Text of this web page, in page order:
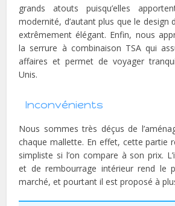
grands atouts puisqu’elles
modernité, d’autant plus que le design
extrêmement élégant. Enfin, nous
la serrure à combinaison TSA qui
affaires et permet de voyager
Unis.
Inconvénients
Nous sommes très déçus de
chaque mallette. En effet, cette partie
simpliste si l’on compare à son prix.
et de rembourrage intérieur rend le
marché, et pourtant il est proposé à